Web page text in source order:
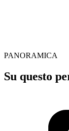
PANORAMICA
Su questo